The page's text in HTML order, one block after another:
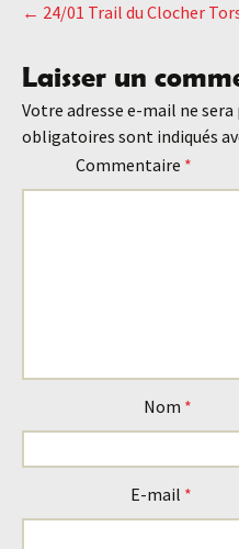
des
articles
← 24/01 Trail du Clocher
Laisser un
Votre adresse e-mail ne sera
obligatoires sont indiqués
Commentaire *
Nom *
E-mail *